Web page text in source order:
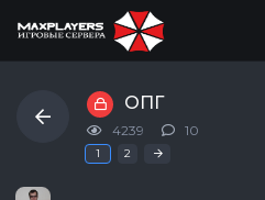
ОПГ
4239 10
1 2 »